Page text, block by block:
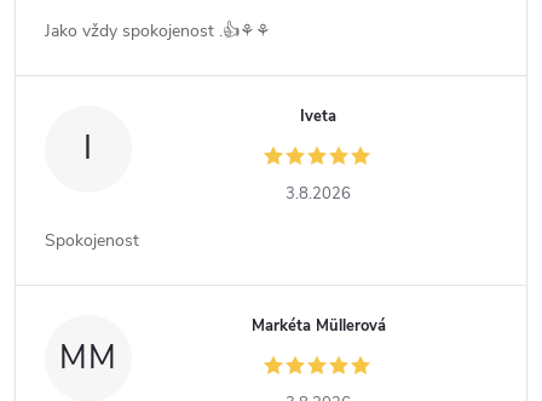
Jako vždy spokojenost .👍⚘️⚘️
I
Iveta
3.8.2026
Spokojenost
MM
Markéta Müllerová